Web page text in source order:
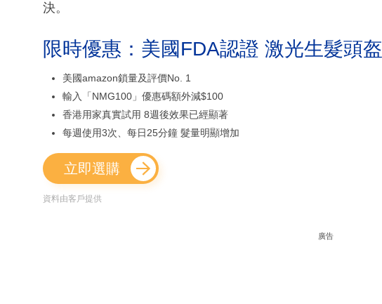
決。
限時優惠：美國FDA認證 激光生髮頭盔
美國amazon鎖量及評價No. 1
輸入「NMG100」優惠碼額外減$100
香港用家真實試用 8週後效果已經顯著
每週使用3次、每日25分鐘 髮量明顯增加
立即選購
資料由客戶提供
廣告